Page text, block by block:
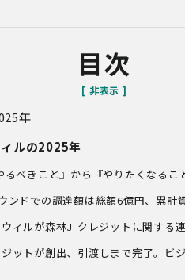
目次
年
ルの2025年
るべきこと』から『やりたくなるこ
ンドでの調達額は総額6億円、累計
ィルが森林J-クレジットに関する
ットが創出、引渡しまで完了。ビ